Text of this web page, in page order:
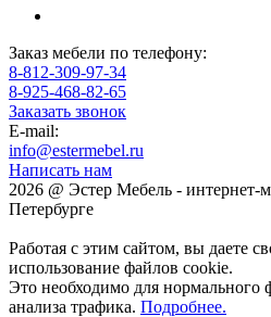
Заказ мебели по телефону:
8-812-309-97-34
8-925-468-82-65
Заказать звонок
E-mail:
info@estermebel.ru
Написать нам
2026 @ Эстер Мебель - интернет-
Петербурге
Работая с этим сайтом, вы даете
использование файлов cookie.
Это необходимо для нормального
анализа трафика. Подробнее.